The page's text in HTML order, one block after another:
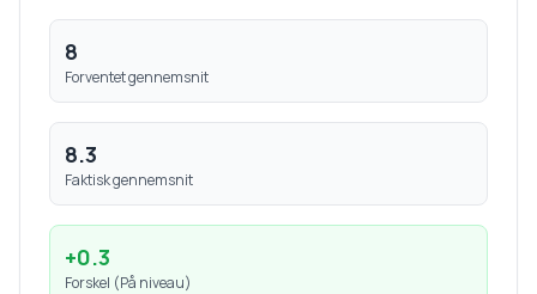
8
Forventet gennemsnit
8.3
Faktisk gennemsnit
+0.3
Forskel (På niveau)